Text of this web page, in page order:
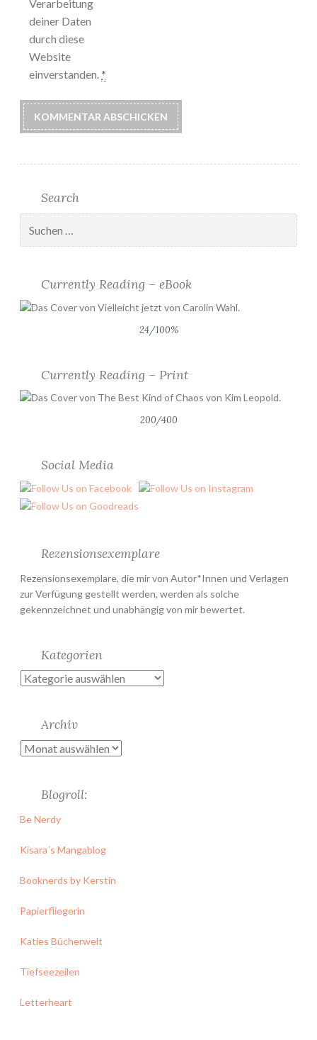
Verarbeitung
deiner Daten
durch diese
Website
einverstanden. *
Search
nach:
Currently Reading – eBook
24/100%
Currently Reading – Print
200/400
Social Media
Rezensionsexemplare
Rezensionsexemplare, die mir von Autor*Innen und Verlagen
zur Verfügung gestellt werden, werden als solche
gekennzeichnet und unabhängig von mir bewertet.
Kategorien
Kategorien
Archiv
Archiv
Blogroll:
Be Nerdy
Kisara´s Mangablog
Booknerds by Kerstin
Papierfliegerin
Katies Bücherwelt
Tiefseezeilen
Letterheart